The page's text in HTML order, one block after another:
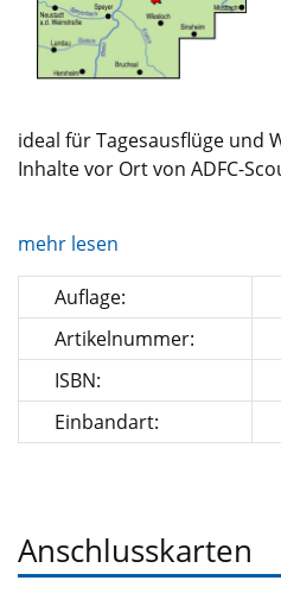
ideal für Tagesausflüge und
Inhalte vor Ort von ADFC-
mehr lesen
Auflage:
Artikelnummer:
ISBN:
Einbandart:
Anschlusskarten